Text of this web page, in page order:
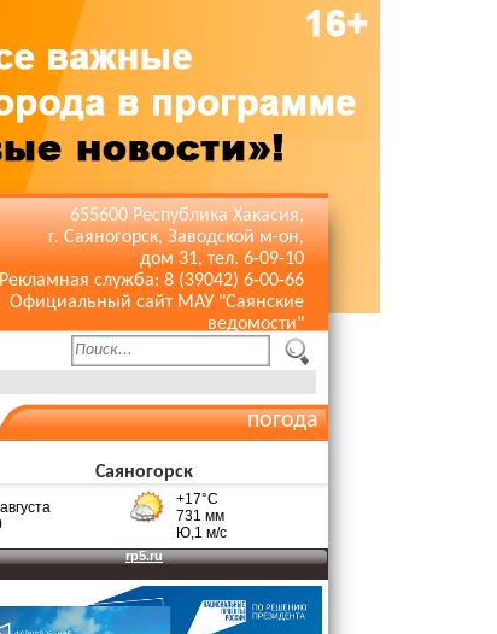
655600 Республика Хакасия,
г. Саяногорск, Заводской м-он,
дом 31, тел. 6-09-10
Рекламная служба: 8 (39042) 6-00-66
Официальный сайт МАУ "Саянские
ведомости"
погода
Саяногорск